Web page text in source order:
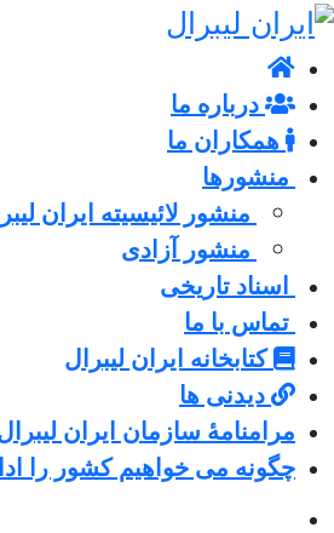
درباره ما
همکاران ما
منشورها
منشور لائیسیته ایران
منشور آزادی
اسناد تاریخی
تماس با ما
کتابخانه ایران لیبرال
دیدنی ها
مرامنامۀ سازمان ایران
چگونه می خواهیم کشور را